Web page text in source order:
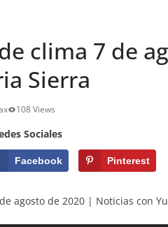
clima 7 de
Sierra
108 Views
Sociales
Facebook Pinterest
agosto de 2020 | Noticias con